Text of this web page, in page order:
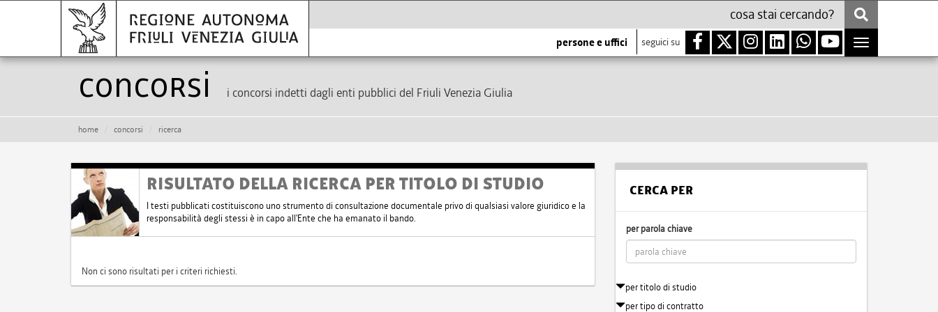
persone e uffici seguici su
Toggle
navigation
Concorsi i concorsi indetti dagli enti pubblici del Friuli Venezia Giulia
home concorsi ricerca
RISULTATO DELLA RICERCA PER TITOLO DI STUDIO
I testi pubblicati costituiscono uno strumento di consultazione documentale privo di qualsiasi valore giuridico e la
responsabilità degli stessi è in capo all'Ente che ha emanato il bando.
Non ci sono risultati per i criteri richiesti.
CERCA PER
per parola chiave
per titolo di studio
per tipo di contratto